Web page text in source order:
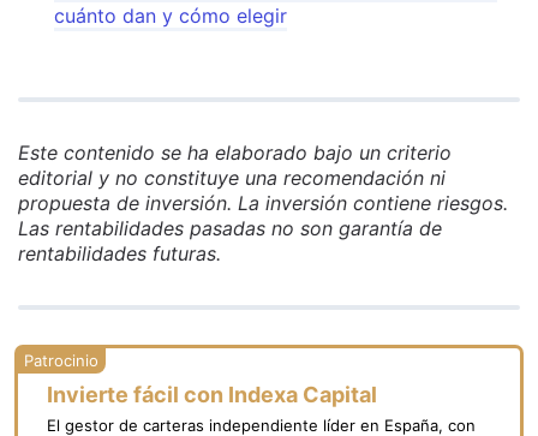
cuánto dan y cómo elegir
Este contenido se ha elaborado bajo un criterio
editorial y no constituye una recomendación ni
propuesta de inversión. La inversión contiene riesgos.
Las rentabilidades pasadas no son garantía de
rentabilidades futuras.
Invierte fácil con Indexa Capital
El gestor de carteras independiente líder en España, con